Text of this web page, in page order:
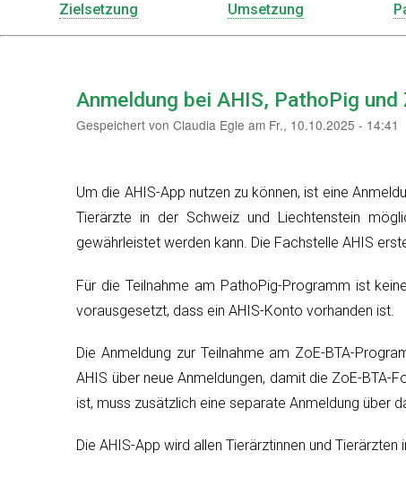
Menu
Zielsetzung Umsetzung
Anmeldung bei AHIS, PathoPig und
Gespeichert vonClaudia Egle am Fr., 10.10.2025 - 14:41
Um die AHIS-App nutzen zu können, ist eine
Tierärzte in der Schweiz und Liechtenstein
gewährleistet werden kann. Die Fachstelle AHIS
Für die Teilnahme am PathoPig-Programm ist
vorausgesetzt, dass ein AHIS-Konto vorhanden ist.
Die Anmeldung zur Teilnahme am ZoE-BTA-
AHIS über neue Anmeldungen, damit die ZoE-
ist, muss zusätzlich eine separate Anmeldung über
Die AHIS-App wird allen Tierärztinnen und